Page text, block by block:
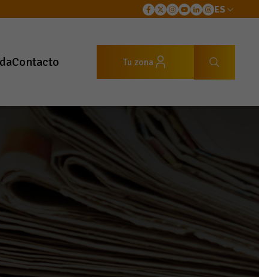
ES
Contacto Tu zona